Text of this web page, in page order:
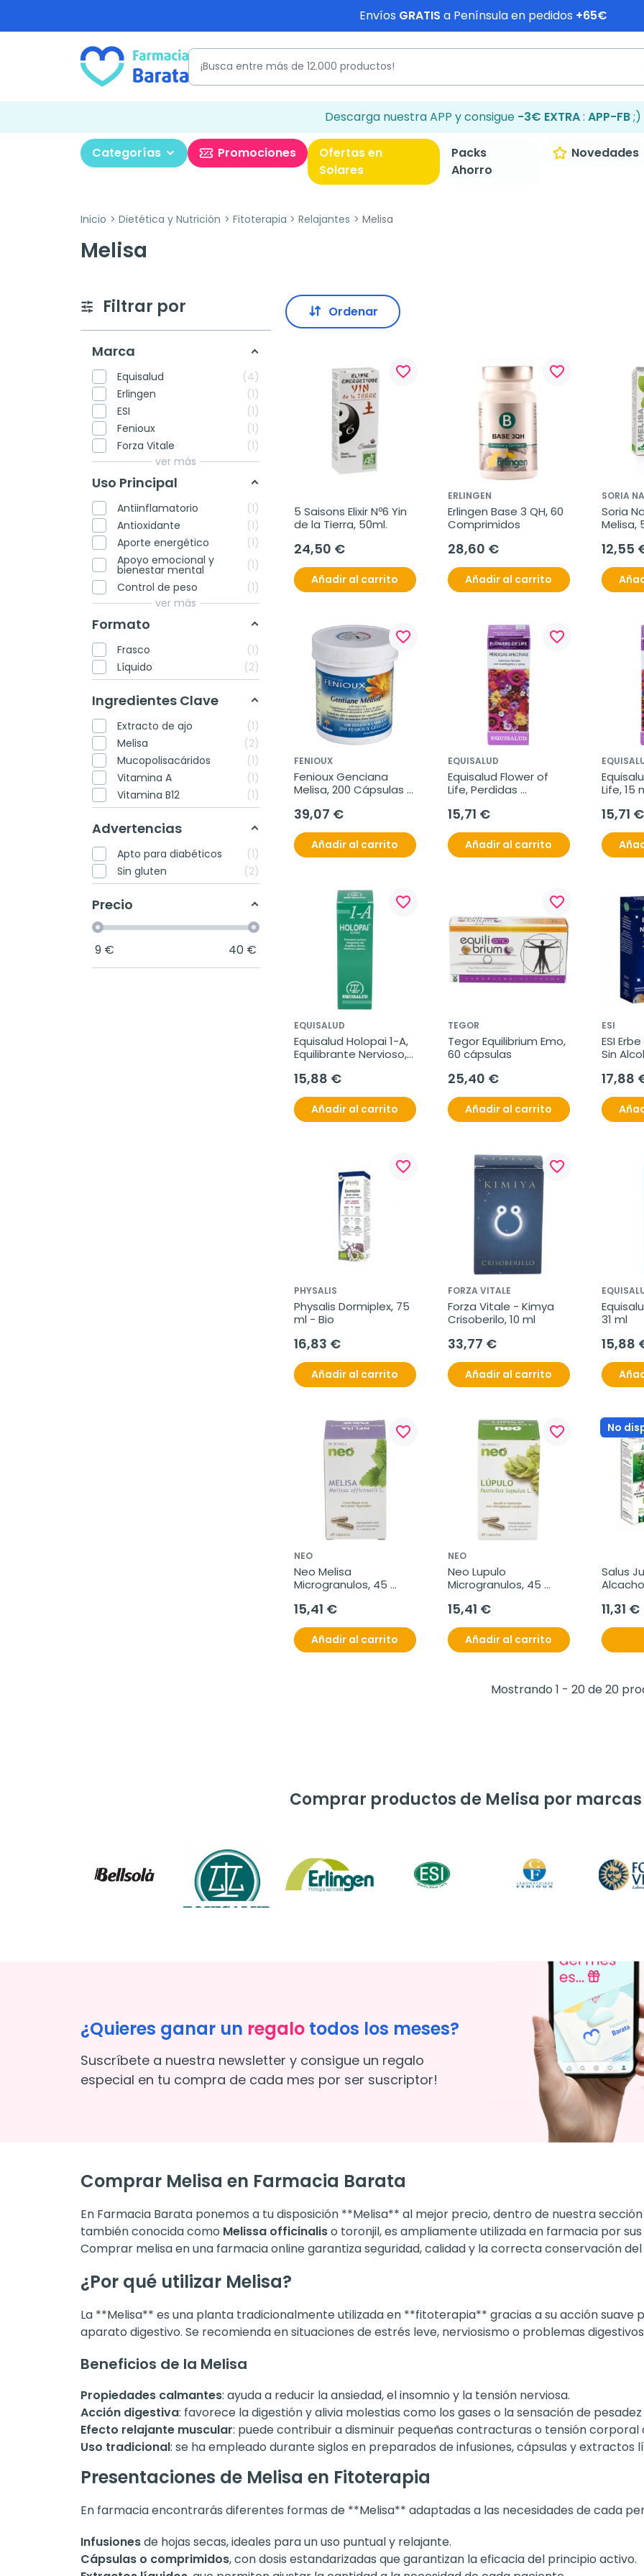
Envíos GRATIS a Península en pedidos +65€
Descarga nuestra APP y consigue -3€ EXTRA: APP-FB;)
Categorías Promociones
Ofertas en
Solares
Packs
Ahorro
Novedades
Inicio Dietética y Nutrición Fitoterapia Relajantes Melisa
Melisa
Filtrar por
Marca
Equisalud
4
Erlingen
1
ESI
1
Fenioux
1
Forza Vitale
1
ver más
Uso Principal
Antiinflamatorio
1
Antioxidante
1
Aporte energético
1
Apoyo emocional y
bienestar mental
1
Control de peso
1
ver más
Formato
Frasco
1
Líquido
2
Ingredientes Clave
Extracto de ajo
1
Melisa
2
Mucopolisacáridos
1
Vitamina A
1
Vitamina B12
1
Advertencias
Apto para diabéticos
1
Sin gluten
2
Precio
9 € 40 €
Ordenar
favorite_border
5 Saisons Elixir Nº6 Yin
de la Tierra, 50ml.
24,50 €
Añadir al carrito
favorite_border
ERLINGEN
Erlingen Base 3 QH, 60
Comprimidos
28,60 €
Añadir al carrito
SORIA
Soria
Melisa,
12,55
favorite_border
FENIOUX
Fenioux Genciana
Melisa, 200 Cápsulas
39,07 €
Añadir al carrito
favorite_border
EQUISALUD
Equisalud Flower of
Life, Perdidas
15,71 €
Añadir al carrito
Life, 15
15,71 €
favorite_border
EQUISALUD
Equisalud Holopai 1-A,
Equilibrante Nervioso,
15,88 €
Añadir al carrito
favorite_border
TEGOR
Tegor Equilibrium Emo,
60 cápsulas
25,40 €
Añadir al carrito
ESI
ESI
Sin
17,88
favorite_border
PHYSALIS
Physalis Dormiplex, 75
ml - Bio
16,83 €
Añadir al carrito
favorite_border
FORZA VITALE
Forza Vitale - Kimya
Crisoberilo, 10 ml
33,77 €
Añadir al carrito
31 ml
15,88
favorite_border
NEO
Neo Melisa
Microgranulos, 45
15,41 €
Añadir al carrito
favorite_border
NEO
Neo Lupulo
Microgranulos, 45
15,41 €
Añadir al carrito
No
Salus
11,31 €
Mostrando 1 - 20 de 20
Comprar productos de Melisa por marcas
¿Quieres ganar un regalo todos los meses?
Suscríbete a nuestra newsletter y consigue un regalo
especial en tu compra de cada mes por ser suscriptor!
Comprar Melisa en Farmacia Barata
En Farmacia Barata ponemos a tu disposición **Melisa** al mejor precio, dentro de nuestra
también conocida como Melissa officinaliso toronjil, es ampliamente utilizada en farmacia por
Comprar melisa en una farmacia online garantiza seguridad, calidad y la correcta conservación
¿Por qué utilizar Melisa?
La **Melisa** es una planta tradicionalmente utilizada en **fitoterapia** gracias a su acción suave
aparato digestivo. Se recomienda en situaciones de estrés leve, nerviosismo o problemas
Beneficios de la Melisa
Propiedades calmantes: ayuda a reducir la ansiedad, el insomnio y la tensión nerviosa.
Acción digestiva: favorece la digestión y alivia molestias como los gases o la sensación de
Efecto relajante muscular: puede contribuir a disminuir pequeñas contracturas o tensión corporal
Uso tradicional: se ha empleado durante siglos en preparados de infusiones, cápsulas y extractos
Presentaciones de Melisa en Fitoterapia
En farmacia encontrarás diferentes formas de **Melisa** adaptadas a las necesidades de cada
Infusionesde hojas secas, ideales para un uso puntual y relajante.
Cápsulas o comprimidos, con dosis estandarizadas que garantizan la eficacia del principio activo.